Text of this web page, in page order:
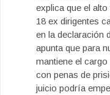
explica que el
18 ex dirigentes
en la declaración
apunta que para
mantiene el
con penas de
juicio podría